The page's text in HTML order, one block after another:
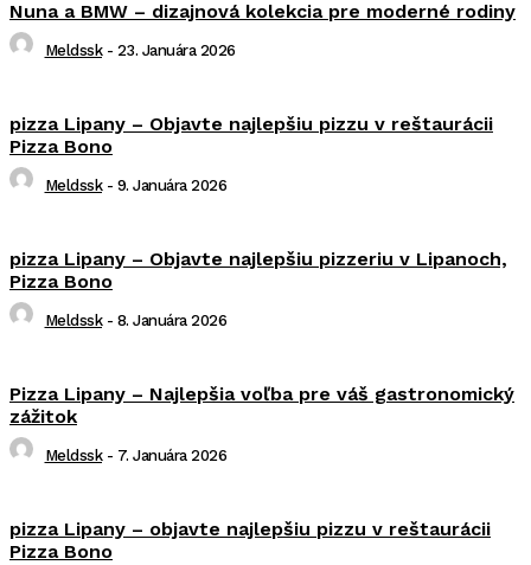
Nuna a BMW – dizajnová kolekcia pre moderné rodiny
Meldssk - 23. Januára 2026
pizza Lipany – Objavte najlepšiu pizzu v reštaurácii
Pizza Bono
Meldssk - 9. Januára 2026
pizza Lipany – Objavte najlepšiu pizzeriu v Lipanoch,
Pizza Bono
Meldssk - 8. Januára 2026
Pizza Lipany – Najlepšia voľba pre váš gastronomický
zážitok
Meldssk - 7. Januára 2026
pizza Lipany – objavte najlepšiu pizzu v reštaurácii
Pizza Bono